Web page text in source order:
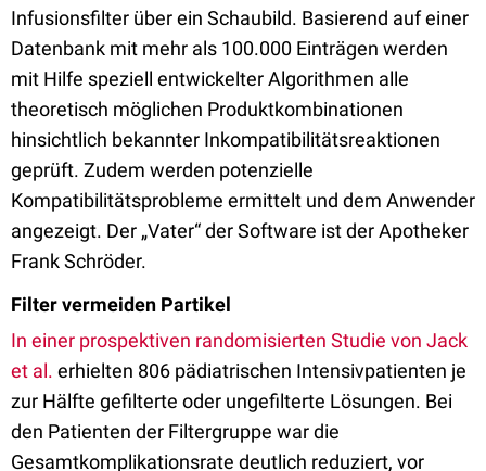
Infusionsfilter über ein Schaubild. Basierend auf einer
Datenbank mit mehr als 100.000 Einträgen werden
mit Hilfe speziell entwickelter Algorithmen alle
theoretisch möglichen Produktkombinationen
hinsichtlich bekannter Inkompatibilitätsreaktionen
geprüft. Zudem werden potenzielle
Kompatibilitätsprobleme ermittelt und dem Anwender
angezeigt. Der „Vater“ der Software ist der Apotheker
Frank Schröder.
Filter vermeiden Partikel
In einer prospektiven randomisierten Studie von Jack
et al. erhielten 806 pädiatrischen Intensivpatienten je
zur Hälfte gefilterte oder ungefilterte Lösungen. Bei
den Patienten der Filtergruppe war die
Gesamtkomplikationsrate deutlich reduziert, vor